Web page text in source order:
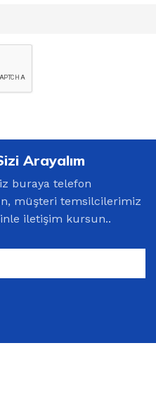
Arayalım
buraya telefon
müşteri temsilcilerimiz
iletişim kursun..